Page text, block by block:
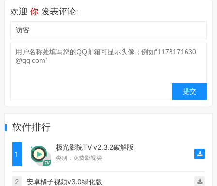
欢迎 你发表评论:
软件排行
1
极光影院TV v2.3.2破解版
类别：免费影视类
2 安卓橘子视频v3.0绿化版